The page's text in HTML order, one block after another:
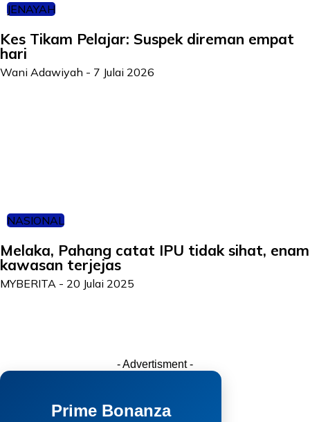
JENAYAH
Kes Tikam Pelajar: Suspek direman empat
hari
Wani Adawiyah - 7 Julai 2026
NASIONAL
Melaka, Pahang catat IPU tidak sihat, enam
kawasan terjejas
MYBERITA - 20 Julai 2025
- Advertisment -
Prime Bonanza